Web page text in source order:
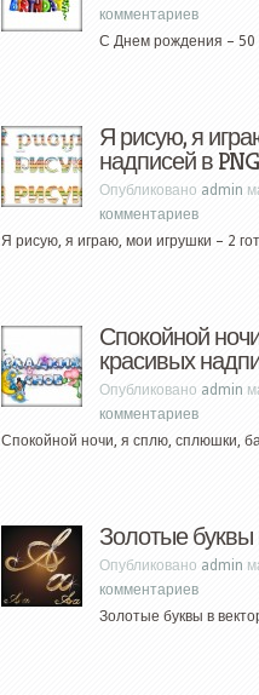
комментариев
С Днем рождения – 50
Я рисую, я
надписей в PNG
Опубликовано admin
комментариев
Я рисую, я играю, мои игрушки – 2
Спокойной
красивых
Опубликовано admin
комментариев
Спокойной ночи, я сплю, сплюшки,
Золотые буквы
Опубликовано admin
комментариев
Золотые буквы в